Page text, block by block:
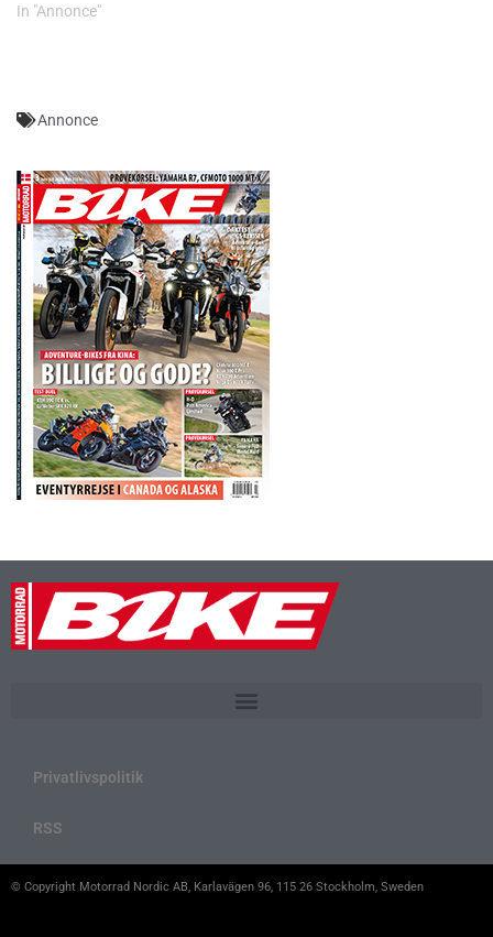
In "Annonce"
Annonce
Privatlivspolitik
RSS
© Copyright Motorrad Nordic AB, Karlavägen 96, 115 26 Stockholm, Sweden